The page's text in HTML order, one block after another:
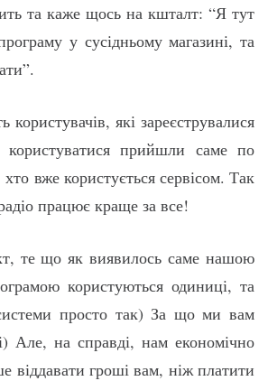
та каже щось на кшталт: “Я тут
у сусідньому магазині, та
користувачів, які зареєструвалися
користуватися прийшли саме по
хто вже користується сервісом. Так
працює краще за все!
те що як виявилось саме нашою
користуються одиниці, та
просто так) За що ми вам
Але, на справді, нам економічно
віддавати гроші вам, ніж платити